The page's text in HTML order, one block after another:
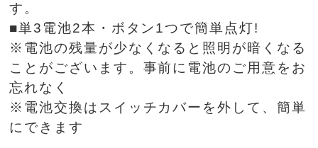
す。
■単3電池2本・ボタン1つで簡単点灯!
※電池の残量が少なくなると照明が暗くなる
ことがございます。事前に電池のご用意をお
忘れなく
※電池交換はスイッチカバーを外して、簡単
にできます